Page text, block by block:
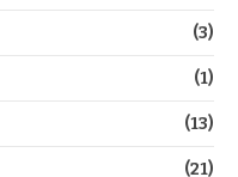
(3)
(1)
(13)
(21)